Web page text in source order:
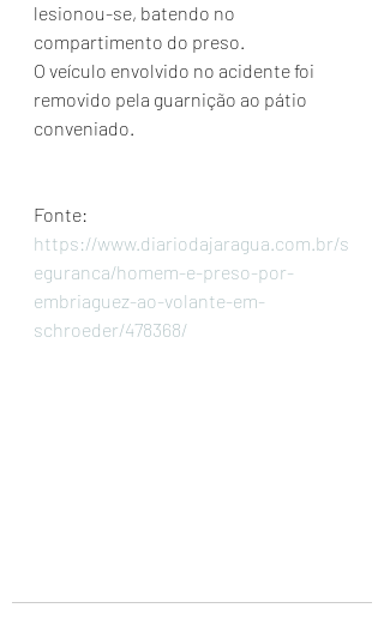
lesionou-se, batendo no
compartimento do preso.
O veículo envolvido no acidente foi
removido pela guarnição ao pátio
conveniado.
Fonte:
https://www.diariodajaragua.com.br/s
eguranca/homem-e-preso-por-
embriaguez-ao-volante-em-
schroeder/478368/